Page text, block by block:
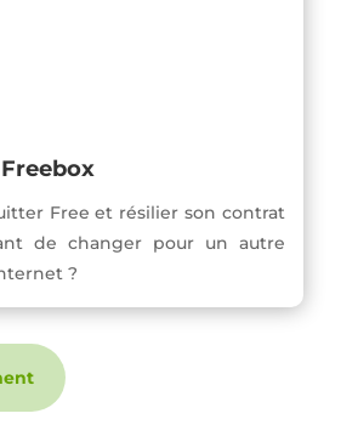
Free et résilier son contrat
de changer pour un autre
?